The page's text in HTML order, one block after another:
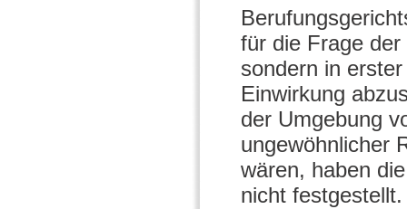
für die Frage
sondern in
Einwirkung
der Umgebung
ungewöhnlicher
wären, haben
nicht festgestellt.